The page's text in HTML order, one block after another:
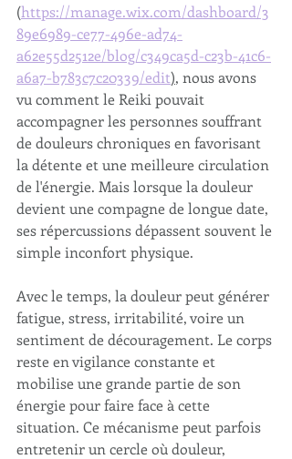
(https://manage.wix.com/dashboard/3
89e6989-ce77-496e-ad74-
a62e55d2512e/blog/c349ca5d-c23b-41c6-
a6a7-b783c7c20339/edit), nous avons
vu comment le Reiki pouvait
accompagner les personnes souffrant
de douleurs chroniques en favorisant
la détente et une meilleure circulation
de l'énergie. Mais lorsque la douleur
devient une compagne de longue date,
ses répercussions dépassent souvent le
simple inconfort physique.
Avec le temps, la douleur peut générer
fatigue, stress, irritabilité, voire un
sentiment de découragement. Le corps
reste en vigilance constante et
mobilise une grande partie de son
énergie pour faire face à cette
situation. Ce mécanisme peut parfois
entretenir un cercle où douleur,